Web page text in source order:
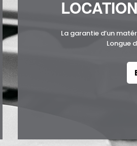
La garantie d’un
Longue